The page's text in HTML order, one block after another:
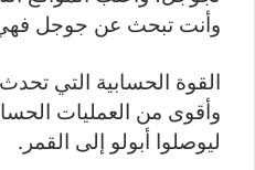
وأنت تبحث عن جوجل
القوة الحسابية التي
وأقوى من العمليات
ليوصلوا أبولو إلى القمر.